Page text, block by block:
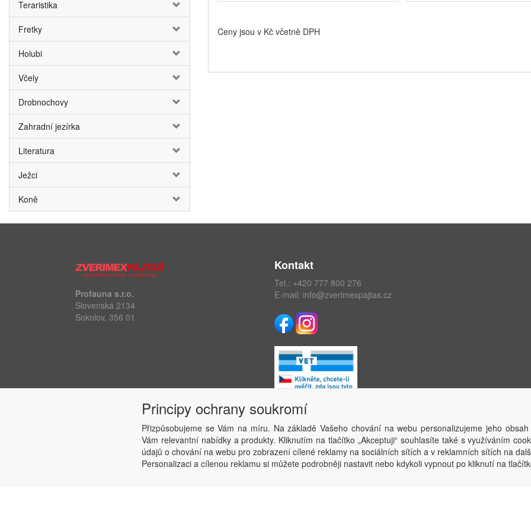
Teraristika
Fretky
Holubi
Včely
Drobnochovy
Zahradní jezírka
Literatura
Ježci
Koně
Ceny jsou v Kč včetně DPH
Profauna s.r.o.
Slovenská 2134
Sokolov, 356 01
Kontakt
Tel.: +420 777 800 276
E-mail: info@zverimexpajtas.cz
Copyright © ABRA Software a.s. 2020
Principy ochrany soukromí
Přizpůsobujeme se Vám na míru. Na základě Vašeho chování na webu personalizujeme jeho
Vám relevantní nabídky a produkty. Kliknutím na tlačítko „Akceptuji“ souhlasíte také s využíváním
údajů o chování na webu pro zobrazení cílené reklamy na sociálních sítích a v reklamních sítích na
Personalizaci a cílenou reklamu si můžete podrobněji nastavit nebo kdykoli vypnout po kliknutí na